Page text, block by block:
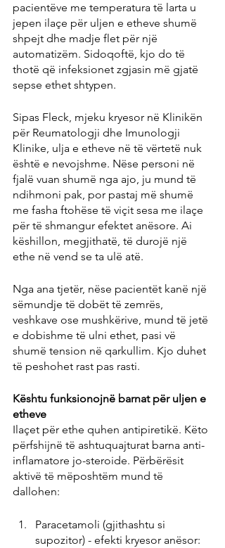
pacientëve me temperatura të larta u
jepen ilaçe për uljen e etheve shumë
shpejt dhe madje flet për një
automatizëm. Sidoqoftë, kjo do të
thotë që infeksionet zgjasin më gjatë
sepse ethet shtypen.
Sipas Fleck, mjeku kryesor në Klinikën
për Reumatologji dhe Imunologji
Klinike, ulja e etheve në të vërtetë nuk
është e nevojshme. Nëse personi në
fjalë vuan shumë nga ajo, ju mund të
ndihmoni pak, por pastaj më shumë
me fasha ftohëse të viçit sesa me ilaçe
për të shmangur efektet anësore. Ai
këshillon, megjithatë, të durojë një
ethe në vend se ta ulë atë.
Nga ana tjetër, nëse pacientët kanë një
sëmundje të dobët të zemrës,
veshkave ose mushkërive, mund të jetë
e dobishme të ulni ethet, pasi vë
shumë tension në qarkullim. Kjo duhet
të peshohet rast pas rasti.
Kështu funksionojnë barnat për uljen e
etheve
Ilaçet për ethe quhen antipiretikë. Këto
përfshijnë të ashtuquajturat barna anti-
inflamatore jo-steroide. Përbërësit
aktivë të mëposhtëm mund të
dallohen:
Paracetamoli (gjithashtu si
supozitor) - efekti kryesor anësor: